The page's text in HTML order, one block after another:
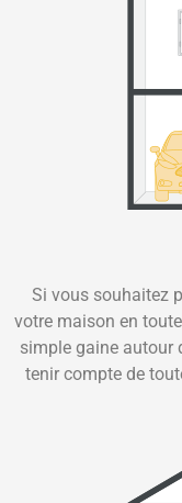
Si vous souhaitez
votre maison en
simple gaine autour
tenir compte de